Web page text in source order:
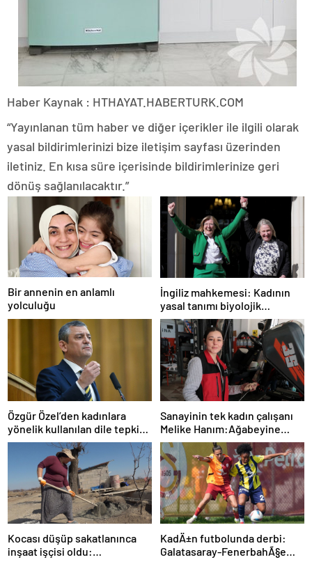
Haber Kaynak : HTHAYAT.HABERTURK.COM
“Yayınlanan tüm haber ve diğer içerikler ile ilgili olarak
yasal bildirimlerinizi bize iletişim sayfası üzerinden
iletiniz. En kısa süre içerisinde bildirimlerinize geri
dönüş sağlanılacaktır.”
Bir annenin en anlamlı
yolculuğu
İngiliz mahkemesi: Kadının
yasal tanımı biyolojik
cinsiyete dayanır
Özgür Özel’den kadınlara
yönelik kullanılan dile tepki:
“Utanmazca hakaret ettiler”
Sanayinin tek kadın çalışanı
Melike Hanım:Ağabeyine
özendi şimdi forklift
servisinde çıraklık yapıyor
Kocası düşüp sakatlanınca
inşaat işçisi oldu:
KadÄ±n futbolunda derbi:
Galatasaray-FenerbahÃ§e